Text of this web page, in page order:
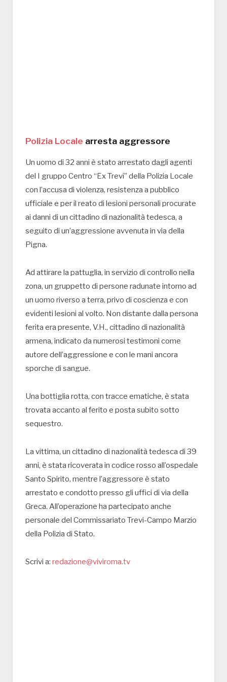
Polizia Locale arresta aggressore
Un uomo di 32 anni è stato arrestato dagli agenti
del I gruppo Centro “Ex Trevi” della Polizia Locale
con l’accusa di violenza, resistenza a pubblico
ufficiale e per il reato di lesioni personali procurate
ai danni di un cittadino di nazionalità tedesca, a
seguito di un’aggressione avvenuta in via della
Pigna.
Ad attirare la pattuglia, in servizio di controllo nella
zona, un gruppetto di persone radunate intorno ad
un uomo riverso a terra, privo di coscienza e con
evidenti lesioni al volto. Non distante dalla persona
ferita era presente, V.H., cittadino di nazionalità
armena, indicato da numerosi testimoni come
autore dell’aggressione e con le mani ancora
sporche di sangue.
Una bottiglia rotta, con tracce ematiche, è stata
trovata accanto al ferito e posta subito sotto
sequestro.
La vittima, un cittadino di nazionalità tedesca di 39
anni, è stata ricoverata in codice rosso all’ospedale
Santo Spirito, mentre l’aggressore è stato
arrestato e condotto presso gli uffici di via della
Greca. All’operazione ha partecipato anche
personale del Commissariato Trevi-Campo Marzio
della Polizia di Stato.
Scrivi a: redazione@viviroma.tv